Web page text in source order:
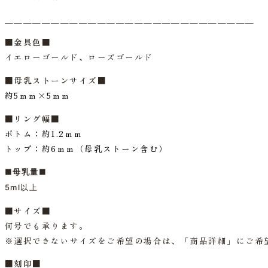
■金具色 ■
イエローゴールド、ローズゴールド
■母乳ストーンサイズ■
約5ｍｍ×5ｍｍ
■リング幅■
ボトム：約1.2 ｍｍ
トップ： 約6ｍｍ（母乳ストーン含む）
■母乳量■
5ml以上
■サイズ■
何号でも承ります。
※選択できないサイズをご希望の場合は、「商品詳細」にご希
■刻印■